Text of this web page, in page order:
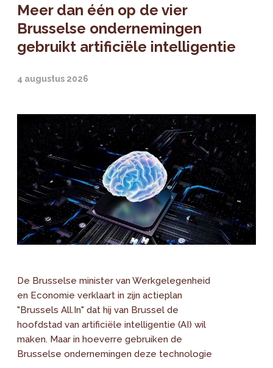
Meer dan één op de vier
Brusselse ondernemingen
gebruikt artificiële intelligentie
4 augustus 2026
De Brusselse minister van Werkgelegenheid
en Economie verklaart in zijn actieplan
"Brussels All.In" dat hij van Brussel de
hoofdstad van artificiële intelligentie (AI) wil
maken. Maar in hoeverre gebruiken de
Brusselse ondernemingen deze technologie